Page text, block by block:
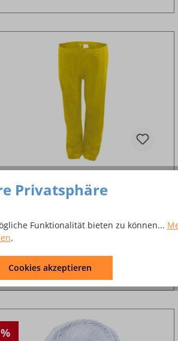
Regenset
Ab24,87 €*
%
Privatsphäre
Funktionalität bieten zu können...
.
Cookies akzeptieren